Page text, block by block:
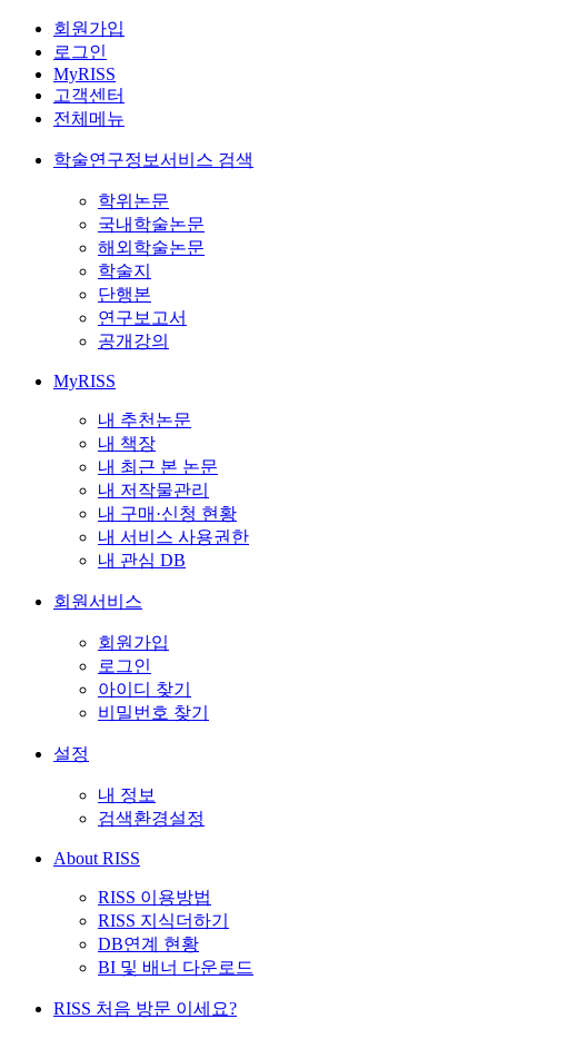
회원가입
로그인
MyRISS
고객센터
전체메뉴
학술연구정보서비스 검색
학위논문
국내학술논문
해외학술논문
학술지
단행본
연구보고서
공개강의
MyRISS
내 추천논문
내 책장
내 최근 본 논문
내 저작물관리
내 구매·신청 현황
내 서비스 사용권한
내 관심 DB
회원서비스
회원가입
로그인
아이디 찾기
비밀번호 찾기
설정
내 정보
검색환경설정
About RISS
RISS 이용방법
RISS 지식더하기
DB연계 현황
BI 및 배너 다운로드
RISS 처음 방문 이세요?